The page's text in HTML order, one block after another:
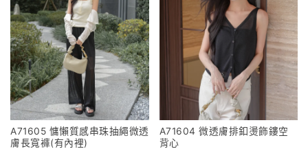
A71605 慵懶質感串珠抽繩微透
膚長寬褲(有內裡)
A71604 微透膚排釦燙飾鏤空
背心